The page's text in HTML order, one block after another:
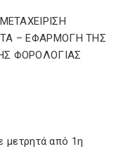
μετρητά από 1η
– ΕΦΑΡΜΟΓΗ ΤΗΣ
ΦΟΡΟΛΟΓΙΑΣ